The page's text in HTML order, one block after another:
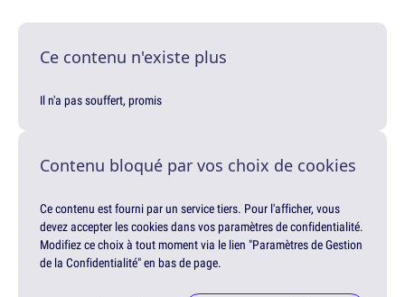
Ce contenu n'existe plus
Il n'a pas souffert, promis
Contenu bloqué par vos choix de cookies
Ce contenu est fourni par un service tiers. Pour l'afficher, vous
devez accepter les cookies dans vos paramètres de confidentialité.
Modifiez ce choix à tout moment via le lien "Paramètres de Gestion
de la Confidentialité" en bas de page.